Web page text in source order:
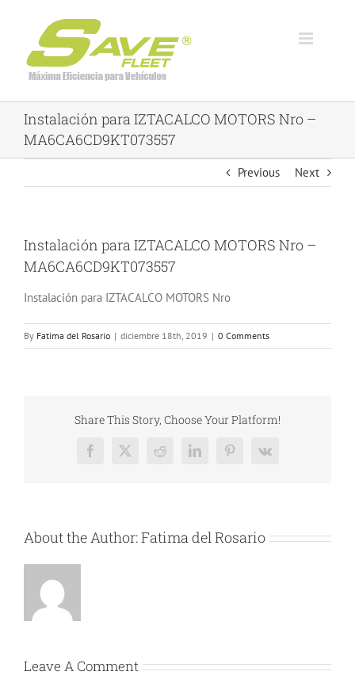
content
Instalación para IZTACALCO MOTORS Nro –
MA6CA6CD9KT073557
Previous Next
Instalación para IZTACALCO MOTORS Nro –
MA6CA6CD9KT073557
Instalación para IZTACALCO MOTORS Nro
By Fatima del Rosario | diciembre 18th, 2019 | 0 Comments
Share This Story, Choose Your Platform!
Facebook
X RedditLinkedInPinterest
Vk
About the Author:Fatima del Rosario
Leave A Comment